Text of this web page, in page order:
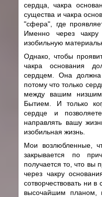
сердца, чакра
существа и чакра
"сфера", где
Именно через
изобильную
Однако, чтобы
чакра основания
сердцем. Она должна
потому что только
между вашим
Бытием. И только
сердце и
направлять вашу
изобильная жизнь.
Мои возлюбленные,
закрывается по
получается то, что вы
через чакру
сотворчествовать ни
высочайшим планом,